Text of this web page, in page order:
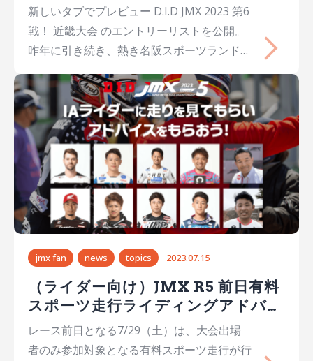
新しいタブでプレビュー D.I.D JMX 2023 第6
戦！ 近畿大会 のエントリーリストを公開。
昨年に引き続き、熱き名阪スポーツランドで
て8クラス計307名が出場。 国内最高峰クラ
スのレースを目の前で。どうぞお見逃しない
ように。 ※7/28日時点までのエントリー情
報となります。 D.I.D JMX 2023 R6 近畿大
会 観戦情報 IA1 IA2 IB OPEN LMX JX K65 CX
2st125…
jmx fan news topics 2023.07.15
（ライダー向け）JMX R5 前日有料
スポーツ走行ライディングアドバイ
ス実施
レース前日となる7/29（土）は、大会出場
者のみ参加対象となる有料スポーツ走行が行